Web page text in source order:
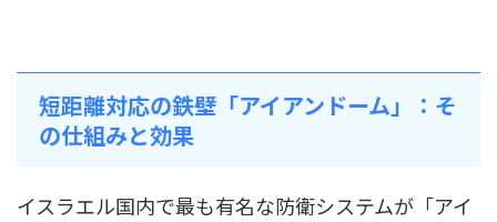
短距離対応の鉄壁「アイアンドーム」：そ
の仕組みと効果
イスラエル国内で最も有名な防衛システムが「アイ